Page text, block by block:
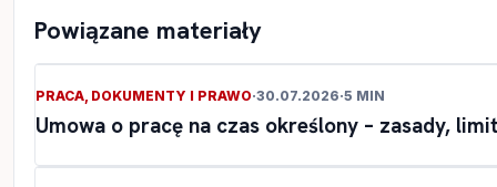
Powiązane materiały
PRACA, DOKUMENTY I PRAWO·30.07.2026·5 MIN
Umowa o pracę na czas określony – zasady,